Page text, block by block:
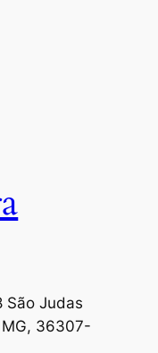
São Judas
MG, 36307-